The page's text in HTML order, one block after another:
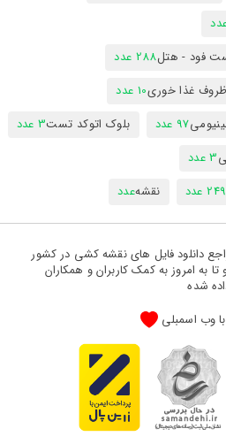
فود - هتل288 عدد
غذا خوری10 عدد
97 عدد بلوک اتوکد تست3 عدد
3 عدد
249 عدد نقشهعدد
دانلود فایل های نقشه کشی در کشور
و تا به امروز به کمک کاربران و همکاران
شده
با وب اسمبلی